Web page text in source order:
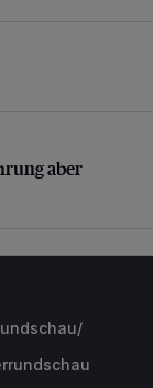
aber nicht
aber